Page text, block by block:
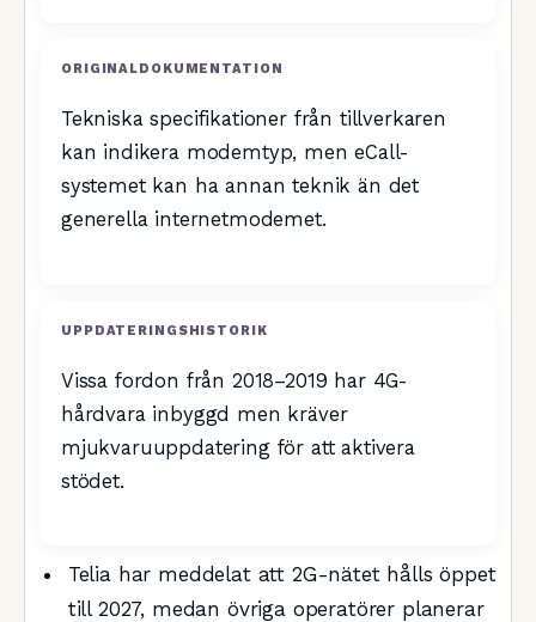
ORIGINALDOKUMENTATION
Tekniska specifikationer från tillverkaren
kan indikera modemtyp, men eCall-
systemet kan ha annan teknik än det
generella internetmodemet.
UPPDATERINGSHISTORIK
Vissa fordon från 2018–2019 har 4G-
hårdvara inbyggd men kräver
mjukvaruuppdatering för att aktivera
stödet.
Telia har meddelat att 2G-nätet hålls öppet
till 2027, medan övriga operatörer planerar